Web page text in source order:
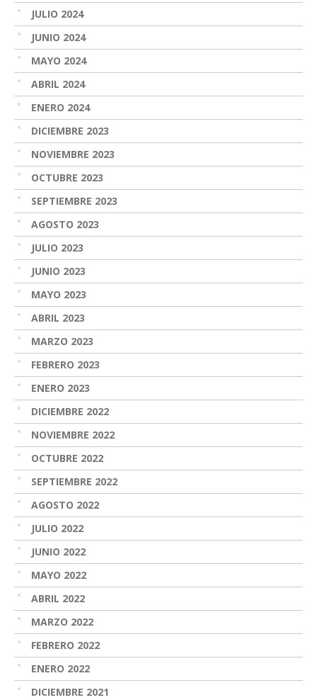
JULIO 2024
JUNIO 2024
MAYO 2024
ABRIL 2024
ENERO 2024
DICIEMBRE 2023
NOVIEMBRE 2023
OCTUBRE 2023
SEPTIEMBRE 2023
AGOSTO 2023
JULIO 2023
JUNIO 2023
MAYO 2023
ABRIL 2023
MARZO 2023
FEBRERO 2023
ENERO 2023
DICIEMBRE 2022
NOVIEMBRE 2022
OCTUBRE 2022
SEPTIEMBRE 2022
AGOSTO 2022
JULIO 2022
JUNIO 2022
MAYO 2022
ABRIL 2022
MARZO 2022
FEBRERO 2022
ENERO 2022
DICIEMBRE 2021